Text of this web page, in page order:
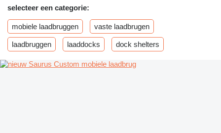
selecteer een categorie:
mobiele laadbruggen vaste laadbrugen
laadbruggen laaddocks dock shelters